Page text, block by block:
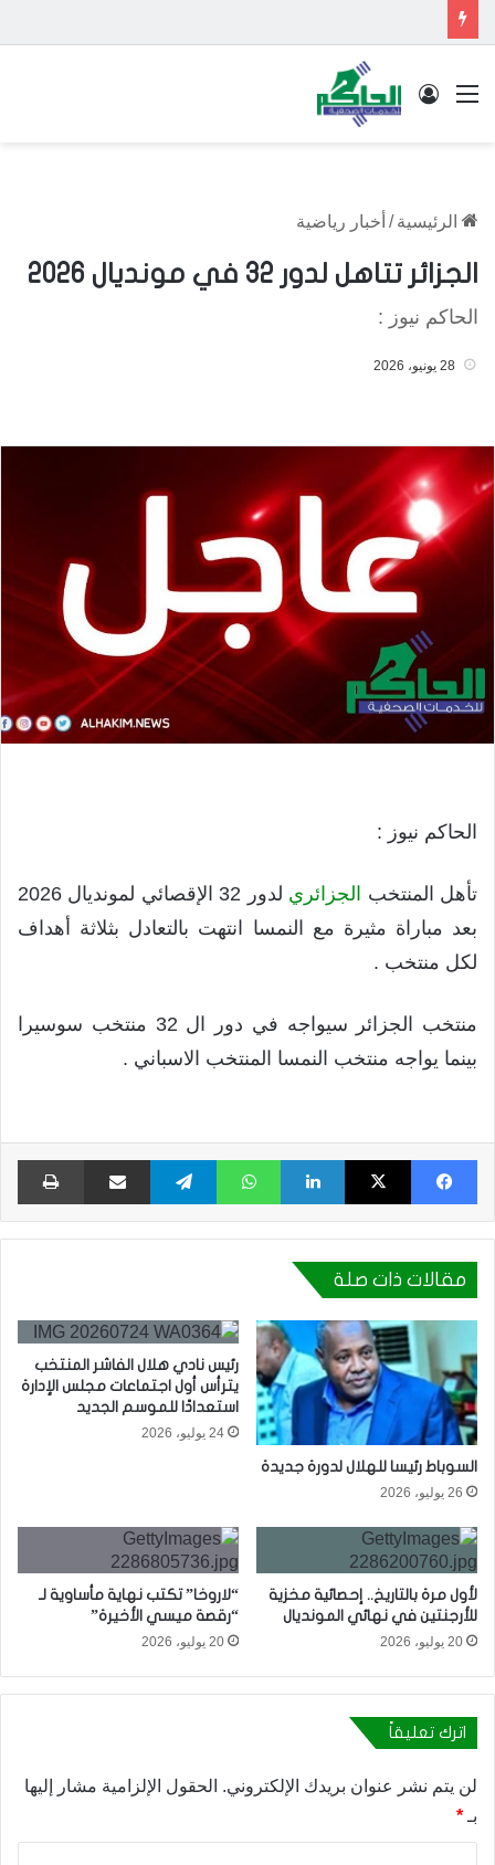
القائمة تسجيل الدخول
الرئيسية / أخبار رياضية
الجزائر تتاهل لدور 32 في مونديال 2026
الحاكم نيوز :
28 يونيو، 2026
الحاكم نيوز :
تأهل المنتخب الجزائري
لدور 32 الإقصائي لمونديال 2026
بعد مباراة مثيرة مع النمسا انتهت بالتعادل بثلاثة أهداف
لكل منتخب .
منتخب الجزائر سيواجه في دور ال 32 منتخب سوسيرا
بينما يواجه منتخب النمسا المنتخب الاسباني .
فيسبوك X لينكدإن واتساب تيلقرام مشاركة عبر البريد
مقالات ذات صلة
السوباط رئيسا للهلال لدورة جديدة
26 يوليو، 2026
رئيس نادي هلال الفاشر المنتخب
يترأس أول اجتماعات مجلس الإدارة
استعدادًا للموسم الجديد
24 يوليو، 2026
لأول مرة بالتاريخ.. إحصائية مخزية
للأرجنتين في نهائي المونديال
20 يوليو، 2026
“لاروخا” تكتب نهاية مأساوية لـ
“رقصة ميسي الأخيرة”
20 يوليو، 2026
اترك تعليقاً
لن يتم نشر عنوان بريدك الإلكتروني. الحقول الإلزامية مشار إليها
بـ *